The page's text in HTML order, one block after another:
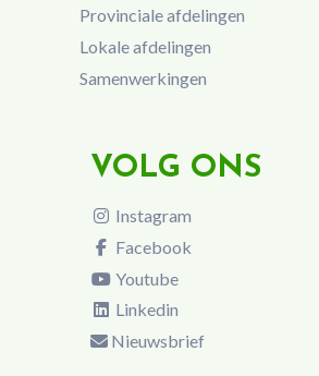
Provinciale afdelingen
Lokale afdelingen
Samenwerkingen
VOLG ONS
Instagram
Facebook
Youtube
Linkedin
Nieuwsbrief